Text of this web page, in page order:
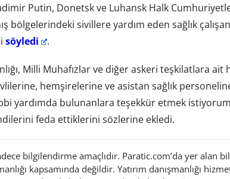
Putin, Donetsk ve Luhansk Halk
bölgelerindeki sivillere yardım eden sağlık
söyledi .
Milli Muhafızlar ve diğer askeri teşkilatlara
hemşirelerine ve asistan sağlık
yardımda bulunanlara teşekkür etmek
feda ettiklerini sözlerine ekledi.
bilgilendirme amaçlıdır. Paratic.com’da yer alan
kapsamında değildir. Yatırım danışmanlığı